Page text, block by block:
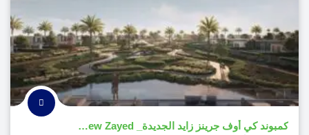
كمبوند كي أوف جرينز زايد الجديدة_ Key of Greens New Zayed